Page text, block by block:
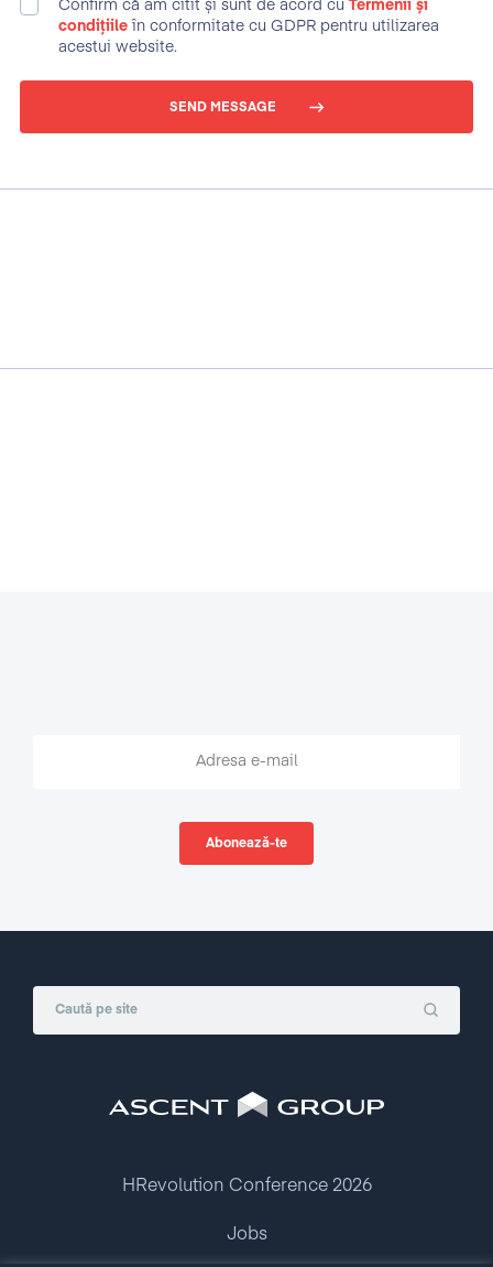
Confirm că am citit și sunt de acord cu Termenii și
condițiile în conformitate cu GDPR pentru utilizarea
acestui website.
SEND MESSAGE
HRevolution Conference 2026
Jobs